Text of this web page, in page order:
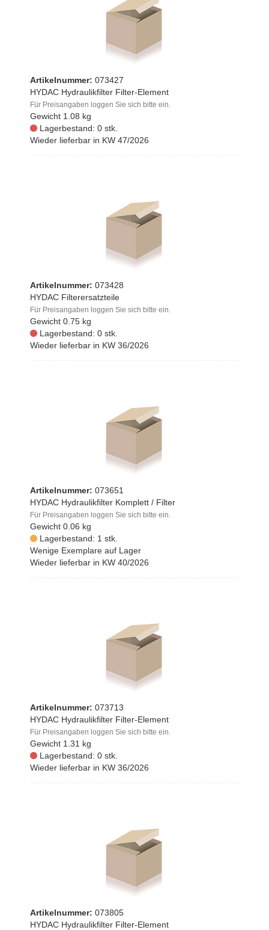
Artikelnummer: 073427
HYDAC Hydraulikfilter Filter-Element
Für Preisangaben loggen Sie sich bitte ein.
Gewicht 1.08 kg
Lagerbestand: 0 stk.
Wieder lieferbar in KW 47/2026
Artikelnummer: 073428
HYDAC Filterersatzteile
Für Preisangaben loggen Sie sich bitte ein.
Gewicht 0.75 kg
Lagerbestand: 0 stk.
Wieder lieferbar in KW 36/2026
Artikelnummer: 073651
HYDAC Hydraulikfilter Komplett / Filter
Für Preisangaben loggen Sie sich bitte ein.
Gewicht 0.06 kg
Lagerbestand: 1 stk.
Wenige Exemplare auf Lager
Wieder lieferbar in KW 40/2026
Artikelnummer: 073713
HYDAC Hydraulikfilter Filter-Element
Für Preisangaben loggen Sie sich bitte ein.
Gewicht 1.31 kg
Lagerbestand: 0 stk.
Wieder lieferbar in KW 36/2026
Artikelnummer: 073805
HYDAC Hydraulikfilter Filter-Element